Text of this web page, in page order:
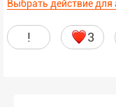
Выбрать действие для
! 3